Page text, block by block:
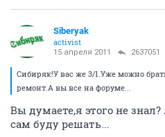
Siberyak
activist
15 апреля 2011 2637051
Сибиряк!У вас же 3/1.Уже можно
ремонт.А вы все на форуме...
Вы думаете,я этого не
сам буду решать...